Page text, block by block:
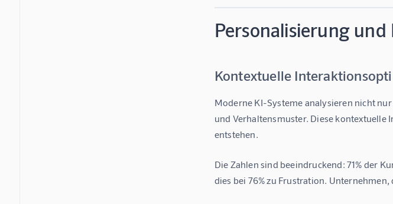
Personalisierung
Kontextuelle
Moderne KI-Systeme analysieren nicht
und Verhaltensmuster. Diese kontextuelle
entstehen.
Die Zahlen sind beeindruckend: 71% der
dies bei 76% zu Frustration.